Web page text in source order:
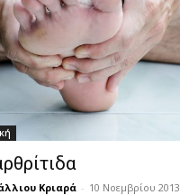
Κριαρά - 10 Νοεμβρίου 2013